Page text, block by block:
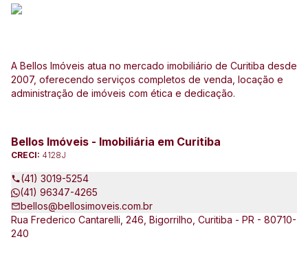
A Bellos Imóveis atua no mercado imobiliário de Curitiba desde
2007, oferecendo serviços completos de venda, locação e
administração de imóveis com ética e dedicação.
Bellos Imóveis - Imobiliária em Curitiba
CRECI: 4128J
(41) 3019-5254
(41) 96347-4265
bellos@bellosimoveis.com.br
Rua Frederico Cantarelli, 246, Bigorrilho, Curitiba - PR - 80710-
240